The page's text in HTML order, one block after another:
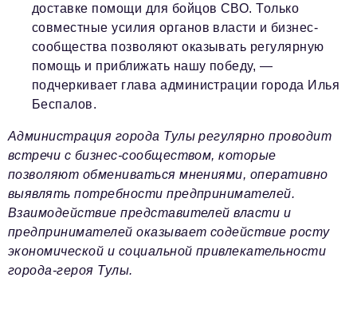
доставке помощи для бойцов СВО. Только
совместные усилия органов власти и бизнес-
сообщества позволяют оказывать регулярную
помощь и приближать нашу победу, —
подчеркивает глава администрации города Илья
Беспалов.
Администрация города Тулы регулярно проводит
встречи с бизнес-сообществом, которые
позволяют обмениваться мнениями, оперативно
выявлять потребности предпринимателей.
Взаимодействие представителей власти и
предпринимателей оказывает содействие росту
экономической и социальной привлекательности
города-героя Тулы.